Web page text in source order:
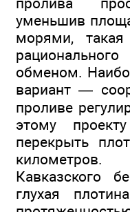
уменьшив
морями,
обменом.
вариант —
проливе
этому
перекрыть
Кавказского
глухая